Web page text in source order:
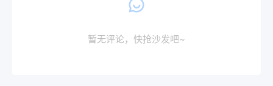
暂无评论，快抢沙发吧~